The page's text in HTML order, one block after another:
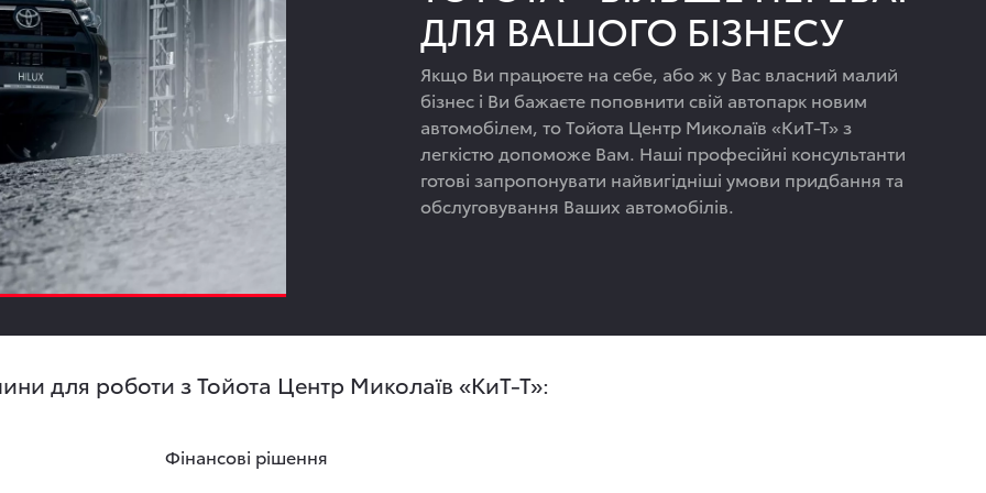
ДЛЯ ВАШОГО БІЗНЕСУ
Якщо Ви працюєте на себе, або ж у Вас власний малий
бізнес і Ви бажаєте поповнити свій автопарк новим
автомобілем, то Тойота Центр Миколаїв «КиТ-Т» з
легкістю допоможе Вам. Наші професійні консультанти
готові запропонувати найвигідніші умови придбання та
обслуговування Ваших автомобілів.
для роботи з Тойота Центр Миколаїв «КиТ-Т»:
Фінансові рішення